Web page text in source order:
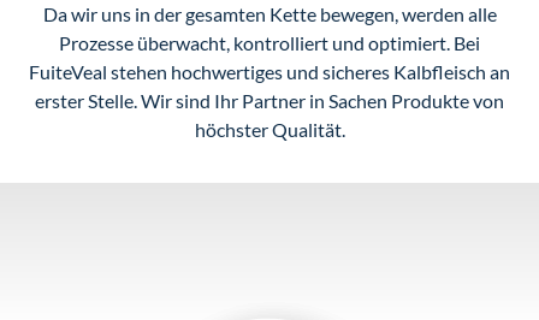
Da wir uns in der gesamten Kette bewegen, werden alle
Prozesse überwacht, kontrolliert und optimiert. Bei
FuiteVeal stehen hochwertiges und sicheres Kalbfleisch an
erster Stelle. Wir sind Ihr Partner in Sachen Produkte von
höchster Qualität.